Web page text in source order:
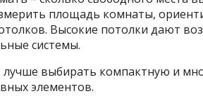
площадь комнаты,
Высокие потолки дают
системы.
лучше выбирать компактную и
элементов.